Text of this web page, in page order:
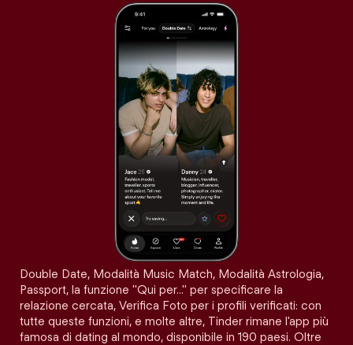
Double Date, Modalità Music Match, Modalità Astrologia,
Passport, la funzione "Qui per…" per specificare la
relazione cercata, Verifica Foto per i profili verificati: con
tutte queste funzioni, e molte altre, Tinder rimane l'app più
famosa di dating al mondo, disponibile in 190 paesi. Oltre